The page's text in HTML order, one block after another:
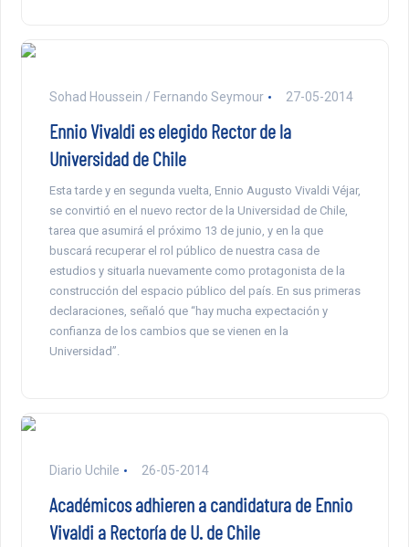
Sohad Houssein / Fernando Seymour 27-05-2014
Ennio Vivaldi es elegido Rector de la
Universidad de Chile
Esta tarde y en segunda vuelta, Ennio Augusto Vivaldi Véjar,
se convirtió en el nuevo rector de la Universidad de Chile,
tarea que asumirá el próximo 13 de junio, y en la que
buscará recuperar el rol público de nuestra casa de
estudios y situarla nuevamente como protagonista de la
construcción del espacio público del país. En sus primeras
declaraciones, señaló que “hay mucha expectación y
confianza de los cambios que se vienen en la
Universidad”.
Diario Uchile 26-05-2014
Académicos adhieren a candidatura de Ennio
Vivaldi a Rectoría de U. de Chile